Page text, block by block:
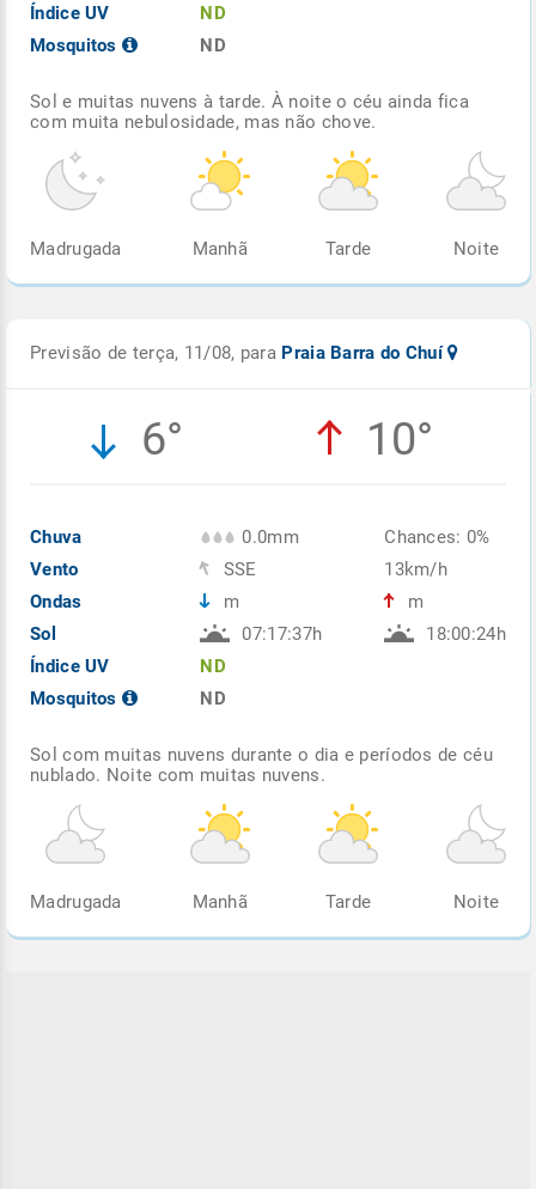
Índice UV
Mosquitos
ND
ND
Sol e muitas nuvens à tarde. À noite o céu ainda fica
com muita nebulosidade, mas não chove.
Madrugada Manhã Tarde Noite
Previsão de terça, 11/08, para Praia Barra do Chuí
6° 10°
Chuva
Vento
Ondas
Sol
Índice UV
Mosquitos
0.0mm
SSE
m
07:17:37h
ND
ND
Chances: 0%
13km/h
m
18:00:24h
Sol com muitas nuvens durante o dia e períodos de céu
nublado. Noite com muitas nuvens.
Madrugada Manhã Tarde Noite